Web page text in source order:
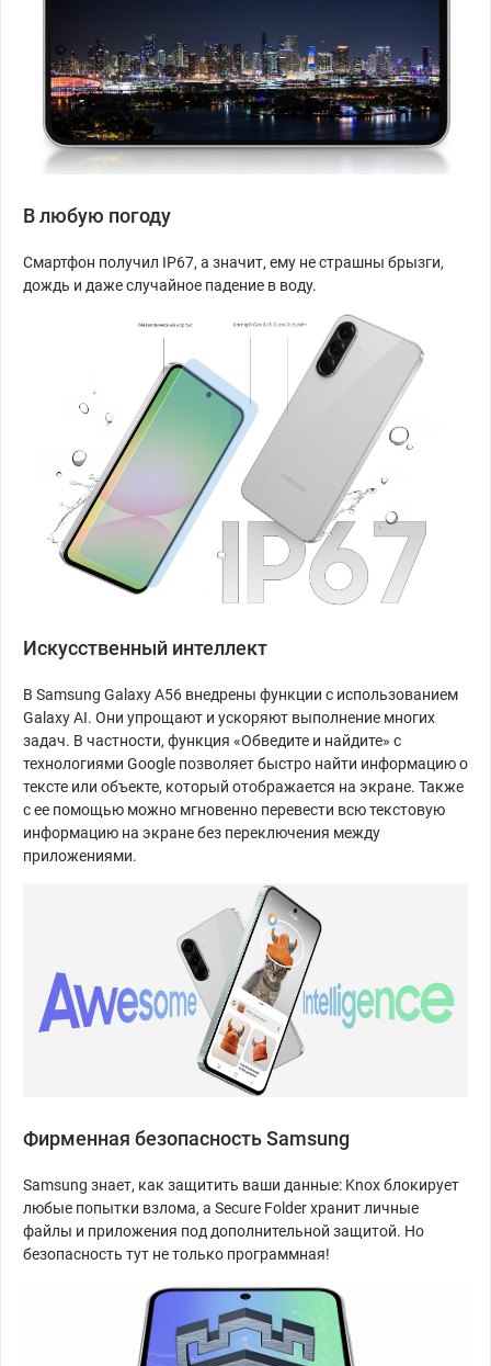
В любую погоду
Смартфон получил IP67, а значит, ему не страшны брызги,
дождь и даже случайное падение в воду.
Искусственный интеллект
В Samsung Galaxy A56 внедрены функции с использованием
Galaxy AI. Они упрощают и ускоряют выполнение многих
задач. В частности, функция «Обведите и найдите» с
технологиями Google позволяет быстро найти информацию о
тексте или объекте, который отображается на экране. Также
с ее помощью можно мгновенно перевести всю текстовую
информацию на экране без переключения между
приложениями.
Фирменная безопасность Samsung
Samsung знает, как защитить ваши данные: Knox блокирует
любые попытки взлома, а Secure Folder хранит личные
файлы и приложения под дополнительной защитой. Но
безопасность тут не только программная!